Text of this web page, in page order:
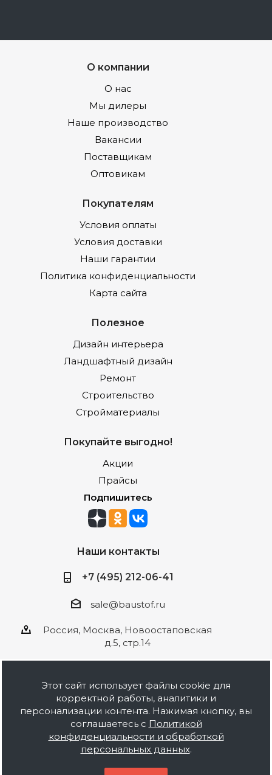
О компании
О нас
Мы дилеры
Наше производство
Вакансии
Поставщикам
Оптовикам
Покупателям
Условия оплаты
Условия доставки
Наши гарантии
Политика конфиденциальности
Карта сайта
Полезное
Дизайн интерьера
Ландшафтный дизайн
Ремонт
Строительство
Стройматериалы
Покупайте выгодно!
Акции
Прайсы
Подпишитесь
Наши контакты
+7 (495) 212-06-41
sale@baustof.ru
Россия, Москва, Новоостаповская
д.5, стр.14
2026 © ООО Баустов. Собственное
производство лакокрасочной продукции,
оптовая и розничная продажа строительных
материалов, комплектация объектов под ключ.
Информация на сайте носит ознакомительный
характер и не является публичной офертой.
Этот сайт использует файлы cookie для
корректной работы, аналитики и
персонализации контента. Нажимая кнопку, вы
соглашаетесь с Политикой
конфиденциальности и обработкой
персональных данных.